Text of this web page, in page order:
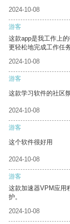
2024-10-08
游客
这款app是我工作上
更轻松地完成工作任务
2024-10-08
游客
这款学习软件的社区
2024-10-08
游客
这个软件很好用
2024-10-08
游客
这款加速器VPM应用
护。
2024-10-08